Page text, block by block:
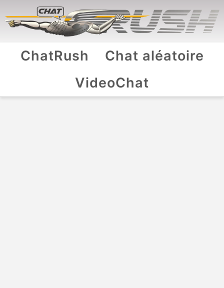
ChatRush
Chat aléatoire
VideoChat